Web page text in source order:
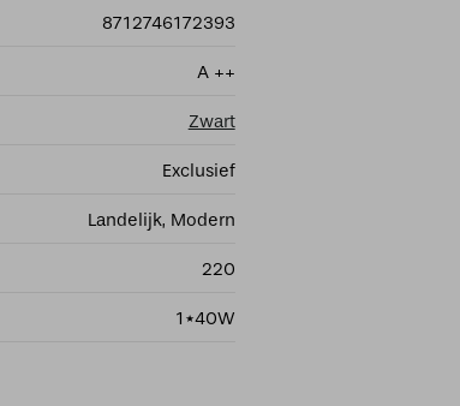
8712746172393
A ++
Zwart
Exclusief
Landelijk, Modern
220
1*40W